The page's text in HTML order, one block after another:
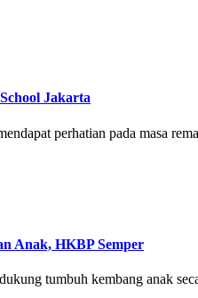
Jakarta
perhatian pada masa
Anak, HKBP Semper
tumbuh kembang anak